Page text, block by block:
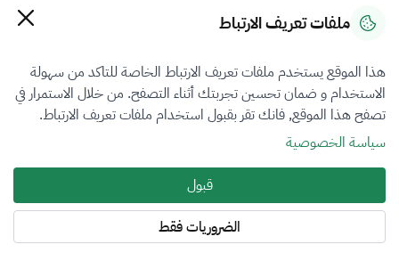
رقم العضوية
فرع التقييم
الكل
نوع العضوية
الكل
المنطقة
ملفات تعريف الارتباط
هذا الموقع يستخدم ملفات تعريف الارتباط الخاصة للتاكد من سهولة
الاستخدام و ضمان تحسين تجربتك أثناء التصفح. من خلال الاستمرار في
تصفح هذا الموقع, فانك تقر بقبول استخدام ملفات تعريف الارتباط.
سياسة الخصوصية
قبول
الضروريات فقط